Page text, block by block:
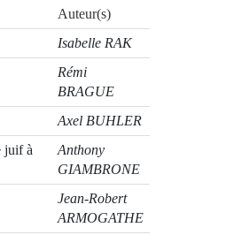
Auteur(s)
Isabelle RAK
Rémi
BRAGUE
Axel BUHLER
juif à
Anthony
GIAMBRONE
Jean-Robert
ARMOGATHE